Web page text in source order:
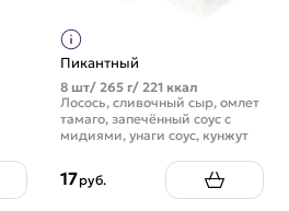
Пикантный
8 шт/ 265 г/ 221 ккал
Лосось, сливочный сыр, омлет
тамаго, запечённый соус с
мидиями, унаги соус, кунжут
17руб.